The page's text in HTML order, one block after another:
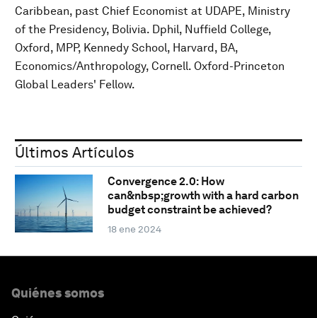
Caribbean, past Chief Economist at UDAPE, Ministry
of the Presidency, Bolivia. Dphil, Nuffield College,
Oxford, MPP, Kennedy School, Harvard, BA,
Economics/Anthropology, Cornell. Oxford-Princeton
Global Leaders' Fellow.
Últimos Artículos
Convergence 2.0: How
can&nbsp;growth with a hard carbon
budget constraint be achieved?
18 ene 2024
Quiénes somos